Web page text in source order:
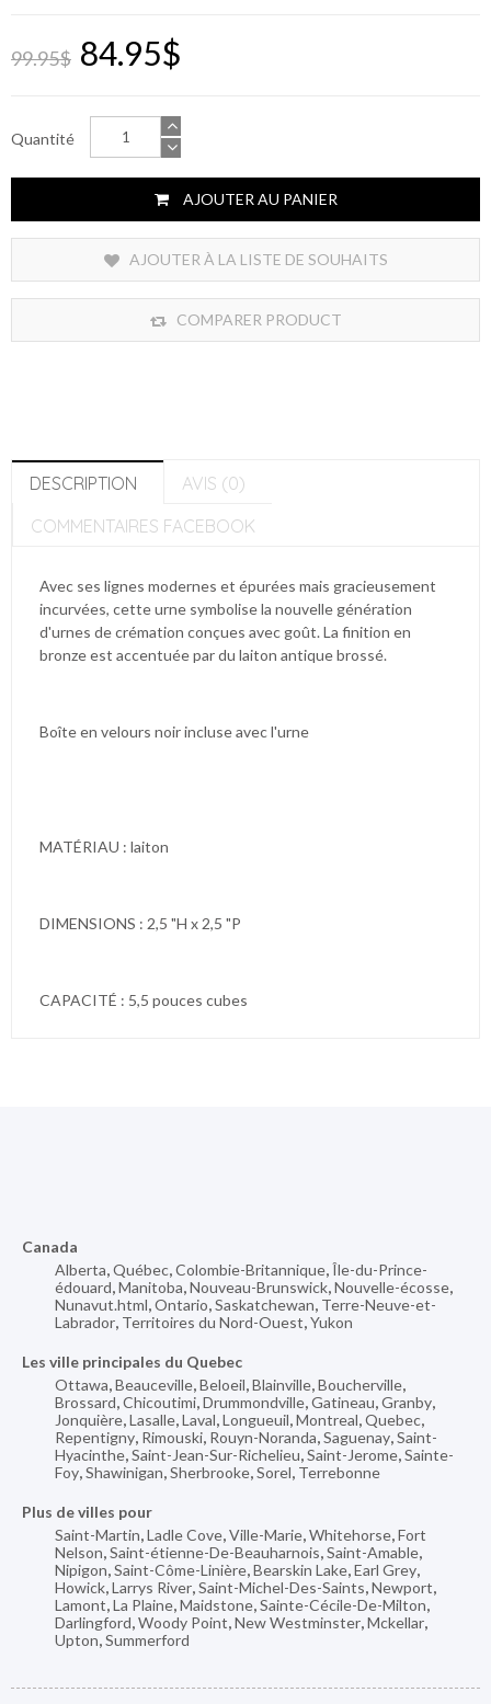
99.95$ 84.95$
Quantité
AJOUTER AU PANIER
AJOUTER À LA LISTE DE SOUHAITS
COMPARER PRODUCT
DESCRIPTION
AVIS (0)
COMMENTAIRES FACEBOOK
Avec ses lignes modernes et épurées mais gracieusement
incurvées, cette urne symbolise la nouvelle génération
d'urnes de crémation conçues avec goût. La finition en
bronze est accentuée par du laiton antique brossé.
Boîte en velours noir incluse avec l'urne
MATÉRIAU : laiton
DIMENSIONS : 2,5 "H x 2,5 "P
CAPACITÉ : 5,5 pouces cubes
Canada
Alberta,Québec,Colombie-Britannique,Île-du-Prince-
édouard,Manitoba,Nouveau-Brunswick,Nouvelle-écosse,
Nunavut.html,Ontario,Saskatchewan, Terre-Neuve-et-
Labrador, Territoires du Nord-Ouest,Yukon
Les ville principales du Quebec
Ottawa,Beauceville,Beloeil,Blainville,Boucherville,
Brossard,Chicoutimi,Drummondville,Gatineau,Granby,
Jonquière,Lasalle,Laval,Longueuil,Montreal,Quebec,
Repentigny, Rimouski, Rouyn-Noranda,Saguenay,Saint-
Hyacinthe,Saint-Jean-Sur-Richelieu,Saint-Jerome,Sainte-
Foy,Shawinigan,Sherbrooke,Sorel, Terrebonne
Plus de villes pour
Saint-Martin,Ladle Cove,Ville-Marie,Whitehorse,Fort
Nelson,Saint-étienne-De-Beauharnois,Saint-Amable,
Nipigon,Saint-Côme-Linière,Bearskin Lake,Earl Grey,
Howick,Larrys River,Saint-Michel-Des-Saints,Newport,
Lamont,La Plaine,Maidstone,Sainte-Cécile-De-Milton,
Darlingford,Woody Point,New Westminster,Mckellar,
Upton,Summerford